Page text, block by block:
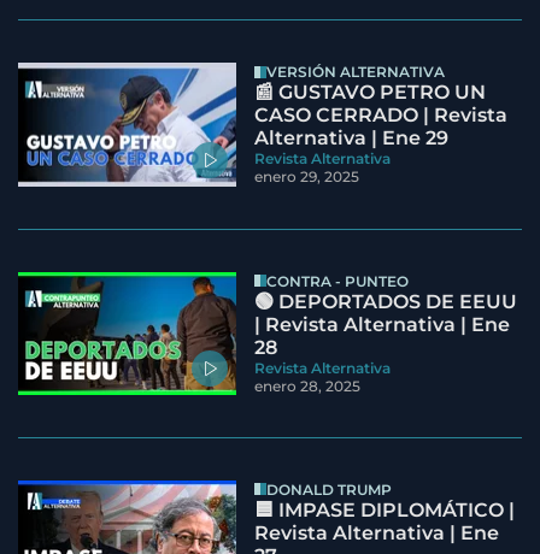
VERSIÓN ALTERNATIVA
📰 GUSTAVO PETRO UN
CASO CERRADO | Revista
Alternativa | Ene 29
Revista Alternativa
enero 29, 2025
CONTRA - PUNTEO
🟢 DEPORTADOS DE EEUU
| Revista Alternativa | Ene
28
Revista Alternativa
enero 28, 2025
DONALD TRUMP
🟦 IMPASE DIPLOMÁTICO |
Revista Alternativa | Ene